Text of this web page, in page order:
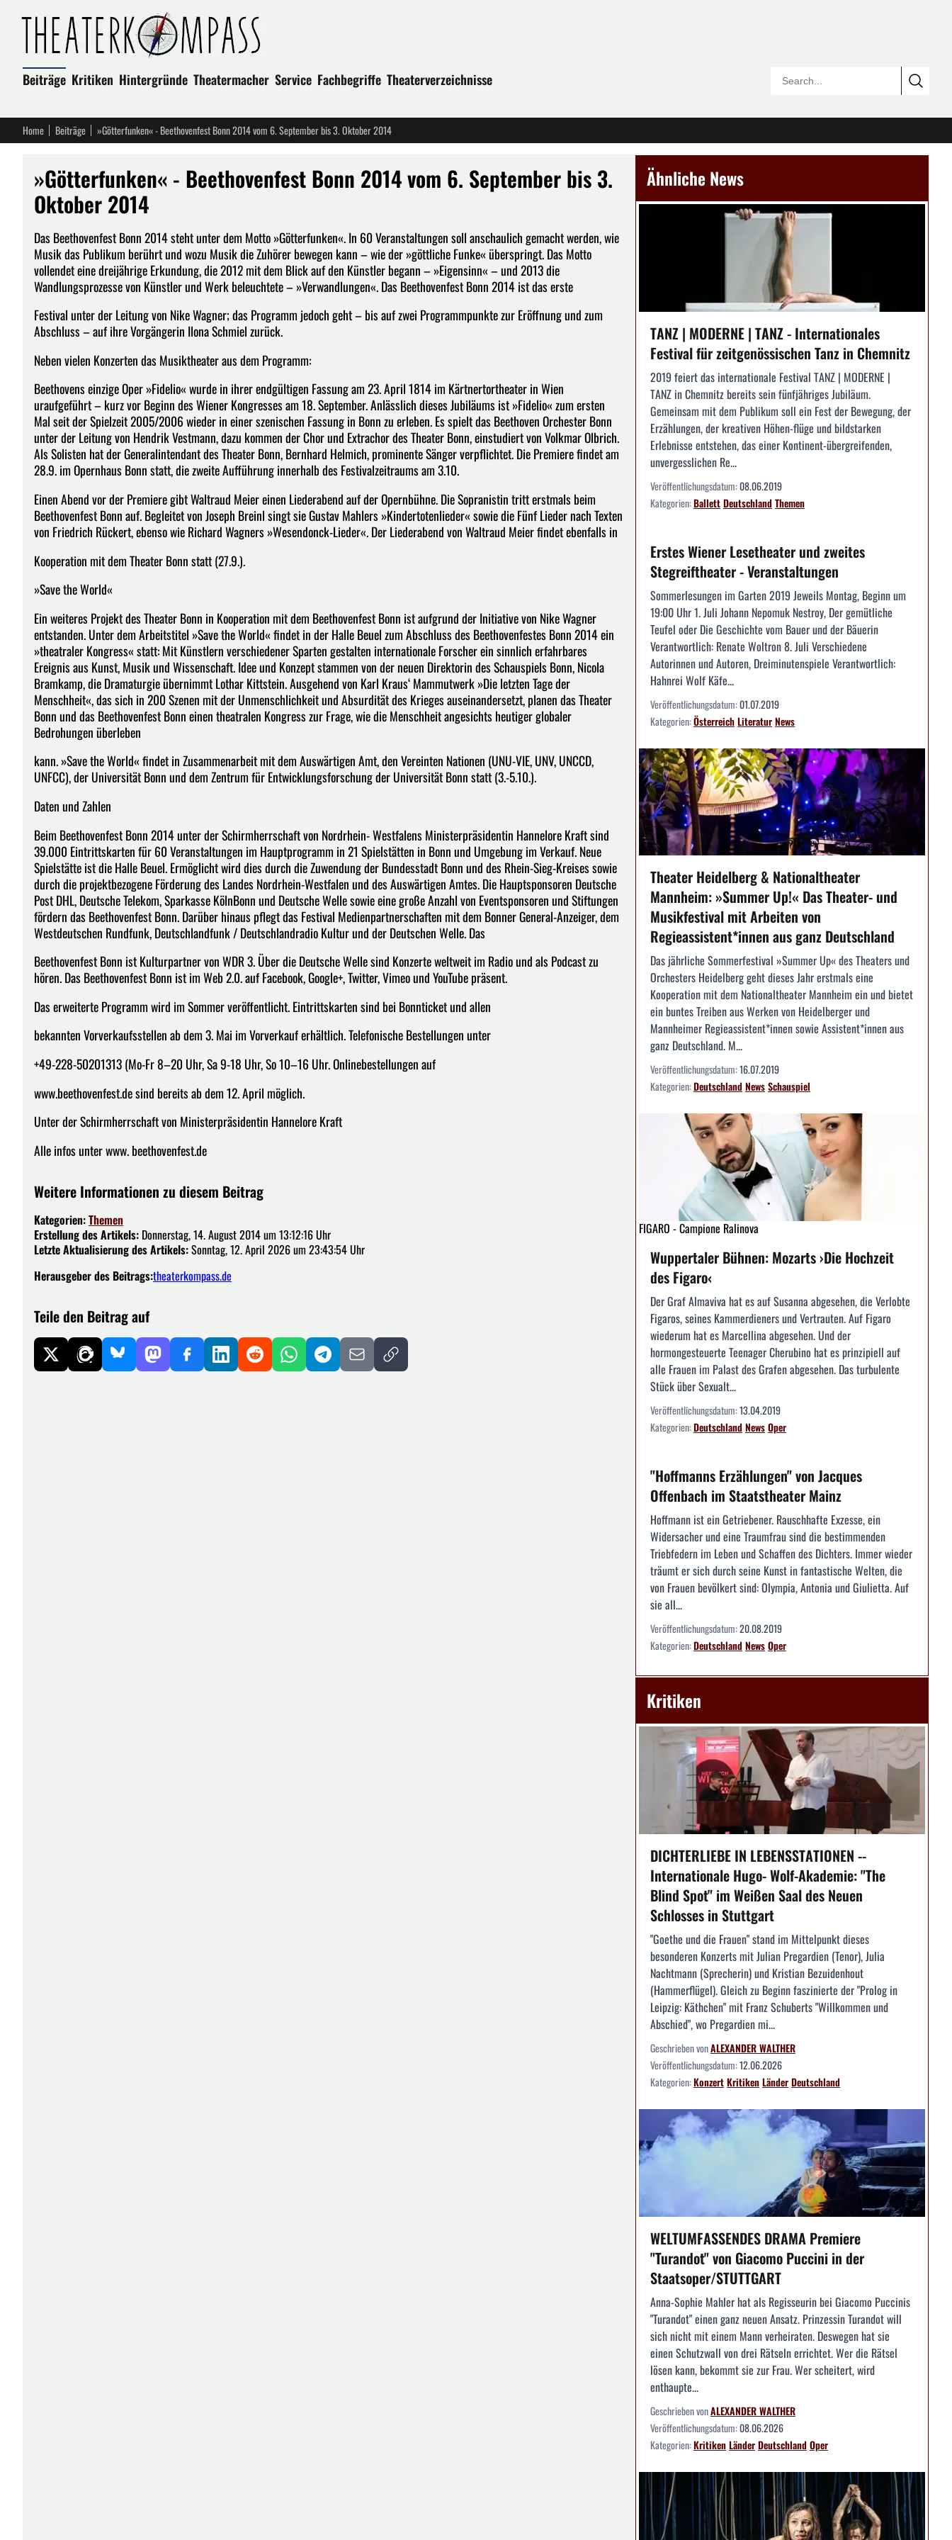
Beiträge Kritiken Hintergründe Theatermacher Service Fachbegriffe Theaterverzeichnisse
Home Beiträge »Götterfunken« - Beethovenfest Bonn 2014 vom 6. September bis 3. Oktober 2014
»Götterfunken« - Beethovenfest Bonn 2014 vom 6. September bis 3.
Oktober 2014
Das Beethovenfest Bonn 2014 steht unter dem Motto »Götterfunken«. In 60 Veranstaltungen soll anschaulich gemacht werden, wie
Musik das Publikum berührt und wozu Musik die Zuhörer bewegen kann – wie der »göttliche Funke« überspringt. Das Motto
vollendet eine dreijährige Erkundung, die 2012 mit dem Blick auf den Künstler begann – »Eigensinn« – und 2013 die
Wandlungsprozesse von Künstler und Werk beleuchtete – »Verwandlungen«. Das Beethovenfest Bonn 2014 ist das erste
Festival unter der Leitung von Nike Wagner; das Programm jedoch geht – bis auf zwei Programmpunkte zur Eröffnung und zum
Abschluss – auf ihre Vorgängerin Ilona Schmiel zurück.
Neben vielen Konzerten das Musiktheater aus dem Programm:
Beethovens einzige Oper »Fidelio« wurde in ihrer endgültigen Fassung am 23. April 1814 im Kärtnertortheater in Wien
uraufgeführt – kurz vor Beginn des Wiener Kongresses am 18. September. Anlässlich dieses Jubiläums ist »Fidelio« zum ersten
Mal seit der Spielzeit 2005/2006 wieder in einer szenischen Fassung in Bonn zu erleben. Es spielt das Beethoven Orchester Bonn
unter der Leitung von Hendrik Vestmann, dazu kommen der Chor und Extrachor des Theater Bonn, einstudiert von Volkmar Olbrich.
Als Solisten hat der Generalintendant des Theater Bonn, Bernhard Helmich, prominente Sänger verpflichtet. Die Premiere findet am
28.9. im Opernhaus Bonn statt, die zweite Aufführung innerhalb des Festivalzeitraums am 3.10.
Einen Abend vor der Premiere gibt Waltraud Meier einen Liederabend auf der Opernbühne. Die Sopranistin tritt erstmals beim
Beethovenfest Bonn auf. Begleitet von Joseph Breinl singt sie Gustav Mahlers »Kindertotenlieder« sowie die Fünf Lieder nach Texten
von Friedrich Rückert, ebenso wie Richard Wagners »Wesendonck-Lieder«. Der Liederabend von Waltraud Meier findet ebenfalls in
Kooperation mit dem Theater Bonn statt (27.9.).
»Save the World«
Ein weiteres Projekt des Theater Bonn in Kooperation mit dem Beethovenfest Bonn ist aufgrund der Initiative von Nike Wagner
entstanden. Unter dem Arbeitstitel »Save the World« findet in der Halle Beuel zum Abschluss des Beethovenfestes Bonn 2014 ein
»theatraler Kongress« statt: Mit Künstlern verschiedener Sparten gestalten internationale Forscher ein sinnlich erfahrbares
Ereignis aus Kunst, Musik und Wissenschaft. Idee und Konzept stammen von der neuen Direktorin des Schauspiels Bonn, Nicola
Bramkamp, die Dramaturgie übernimmt Lothar Kittstein. Ausgehend von Karl Kraus‘ Mammutwerk »Die letzten Tage der
Menschheit«, das sich in 200 Szenen mit der Unmenschlichkeit und Absurdität des Krieges auseinandersetzt, planen das Theater
Bonn und das Beethovenfest Bonn einen theatralen Kongress zur Frage, wie die Menschheit angesichts heutiger globaler
Bedrohungen überleben
kann. »Save the World« findet in Zusammenarbeit mit dem Auswärtigen Amt, den Vereinten Nationen (UNU-VIE, UNV, UNCCD,
UNFCC), der Universität Bonn und dem Zentrum für Entwicklungsforschung der Universität Bonn statt (3.-5.10.).
Daten und Zahlen
Beim Beethovenfest Bonn 2014 unter der Schirmherrschaft von Nordrhein- Westfalens Ministerpräsidentin Hannelore Kraft sind
39.000 Eintrittskarten für 60 Veranstaltungen im Hauptprogramm in 21 Spielstätten in Bonn und Umgebung im Verkauf. Neue
Spielstätte ist die Halle Beuel. Ermöglicht wird dies durch die Zuwendung der Bundesstadt Bonn und des Rhein-Sieg-Kreises sowie
durch die projektbezogene Förderung des Landes Nordrhein-Westfalen und des Auswärtigen Amtes. Die Hauptsponsoren Deutsche
Post DHL, Deutsche Telekom, Sparkasse KölnBonn und Deutsche Welle sowie eine große Anzahl von Eventsponsoren und Stiftungen
fördern das Beethovenfest Bonn. Darüber hinaus pflegt das Festival Medienpartnerschaften mit dem Bonner General-Anzeiger, dem
Westdeutschen Rundfunk, Deutschlandfunk / Deutschlandradio Kultur und der Deutschen Welle. Das
Beethovenfest Bonn ist Kulturpartner von WDR 3. Über die Deutsche Welle sind Konzerte weltweit im Radio und als Podcast zu
hören. Das Beethovenfest Bonn ist im Web 2.0. auf Facebook, Google+, Twitter, Vimeo und YouTube präsent.
Das erweiterte Programm wird im Sommer veröffentlicht. Eintrittskarten sind bei Bonnticket und allen
bekannten Vorverkaufsstellen ab dem 3. Mai im Vorverkauf erhältlich. Telefonische Bestellungen unter
+49-228-50201313 (Mo-Fr 8–20 Uhr, Sa 9-18 Uhr, So 10–16 Uhr. Onlinebestellungen auf
www.beethovenfest.de sind bereits ab dem 12. April möglich.
Unter der Schirmherrschaft von Ministerpräsidentin Hannelore Kraft
Alle infos unter www. beethovenfest.de
Weitere Informationen zu diesem Beitrag
Kategorien:Themen
Erstellung des Artikels: Donnerstag, 14. August 2014 um 13:12:16 Uhr
Letzte Aktualisierung des Artikels:Sonntag, 12. April 2026 um 23:43:54 Uhr
Herausgeber des Beitrags:theaterkompass.de
Teile den Beitrag auf
Ähnliche News
TANZ | MODERNE | TANZ - Internationales
Festival für zeitgenössischen Tanz in Chemnitz
2019 feiert das internationale Festival TANZ | MODERNE |
TANZ in Chemnitz bereits sein fünfjähriges Jubiläum.
Gemeinsam mit dem Publikum soll ein Fest der Bewegung, der
Erzählungen, der kreativen Höhen-flüge und bildstarken
Erlebnisse entstehen, das einer Kontinent-übergreifenden,
unvergesslichen Re...
Veröffentlichungsdatum:08.06.2019
Kategorien:BallettDeutschlandThemen
Erstes Wiener Lesetheater und zweites
Stegreiftheater - Veranstaltungen
Sommerlesungen im Garten 2019 Jeweils Montag, Beginn um
19:00 Uhr 1. Juli Johann Nepomuk Nestroy, Der gemütliche
Teufel oder Die Geschichte vom Bauer und der Bäuerin
Verantwortlich: Renate Woltron 8. Juli Verschiedene
Autorinnen und Autoren, Dreiminutenspiele Verantwortlich:
Hahnrei Wolf Käfe...
Veröffentlichungsdatum:01.07.2019
Kategorien:ÖsterreichLiteraturNews
Theater Heidelberg & Nationaltheater
Mannheim: »Summer Up!« Das Theater- und
Musikfestival mit Arbeiten von
Regieassistent*innen aus ganz Deutschland
Das jährliche Sommerfestival »Summer Up« des Theaters und
Orchesters Heidelberg geht dieses Jahr erstmals eine
Kooperation mit dem Nationaltheater Mannheim ein und bietet
ein buntes Treiben aus Werken von Heidelberger und
Mannheimer Regieassistent*innen sowie Assistent*innen aus
ganz Deutschland. M...
Veröffentlichungsdatum:16.07.2019
Kategorien:DeutschlandNewsSchauspiel
FIGARO - Campione Ralinova
Wuppertaler Bühnen: Mozarts ›Die Hochzeit
des Figaro‹
Der Graf Almaviva hat es auf Susanna abgesehen, die Verlobte
Figaros, seines Kammerdieners und Vertrauten. Auf Figaro
wiederum hat es Marcellina abgesehen. Und der
hormongesteuerte Teenager Cherubino hat es prinzipiell auf
alle Frauen im Palast des Grafen abgesehen. Das turbulente
Stück über Sexualt...
Veröffentlichungsdatum:13.04.2019
Kategorien:DeutschlandNewsOper
"Hoffmanns Erzählungen" von Jacques
Offenbach im Staatstheater Mainz
Hoffmann ist ein Getriebener. Rauschhafte Exzesse, ein
Widersacher und eine Traumfrau sind die bestimmenden
Triebfedern im Leben und Schaffen des Dichters. Immer wieder
träumt er sich durch seine Kunst in fantastische Welten, die
von Frauen bevölkert sind: Olympia, Antonia und Giulietta. Auf
sie all...
Veröffentlichungsdatum:20.08.2019
Kategorien:DeutschlandNewsOper
Kritiken
DICHTERLIEBE IN LEBENSSTATIONEN --
Internationale Hugo- Wolf-Akademie: "The
Blind Spot" im Weißen Saal des Neuen
Schlosses in Stuttgart
"Goethe und die Frauen" stand im Mittelpunkt dieses
besonderen Konzerts mit Julian Pregardien (Tenor), Julia
Nachtmann (Sprecherin) und Kristian Bezuidenhout
(Hammerflügel). Gleich zu Beginn faszinierte der "Prolog in
Leipzig: Käthchen" mit Franz Schuberts "Willkommen und
Abschied", wo Pregardien mi...
Geschrieben vonALEXANDER WALTHER
Veröffentlichungsdatum:12.06.2026
Kategorien:KonzertKritikenLänderDeutschland
WELTUMFASSENDES DRAMA Premiere
"Turandot" von Giacomo Puccini in der
Staatsoper/STUTTGART
Anna-Sophie Mahler hat als Regisseurin bei Giacomo Puccinis
"Turandot" einen ganz neuen Ansatz. Prinzessin Turandot will
sich nicht mit einem Mann verheiraten. Deswegen hat sie
einen Schutzwall von drei Rätseln errichtet. Wer die Rätsel
lösen kann, bekommt sie zur Frau. Wer scheitert, wird
enthaupte...
Geschrieben vonALEXANDER WALTHER
Veröffentlichungsdatum:08.06.2026
Kategorien:KritikenLänderDeutschlandOper